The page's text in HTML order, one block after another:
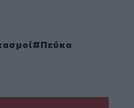
Πεύκα